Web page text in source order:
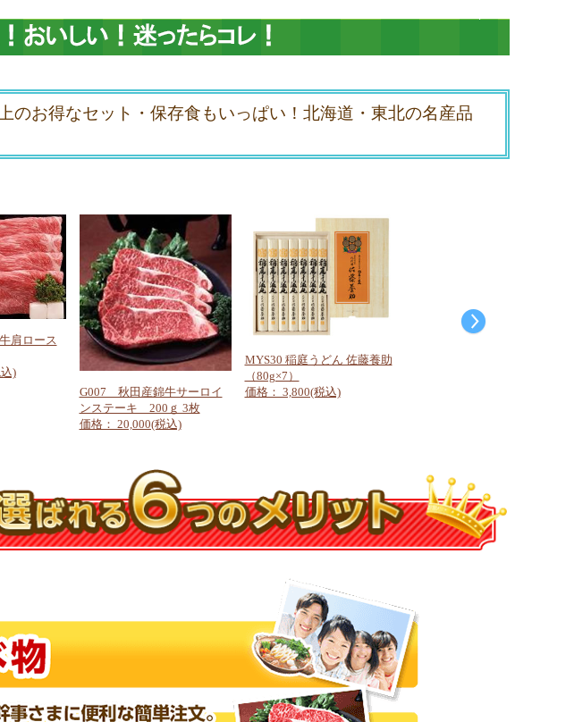
のお得なセット・保存食もいっぱい！北海道・東北の名産品
肩ロース
)
G007 秋田産錦牛サーロイ
ンステーキ 200ｇ 3枚
価格： 20,000(税込)
MYS30 稲庭うどん 佐藤養助
（80g×7）
価格： 3,800(税込)